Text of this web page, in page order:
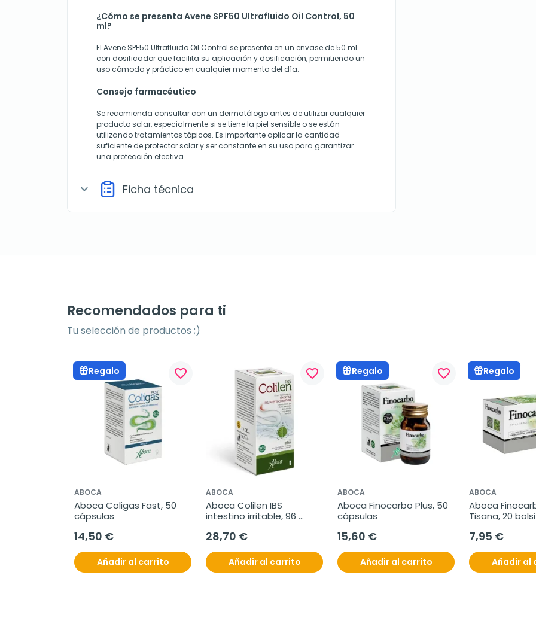
¿Cómo se presenta Avene SPF50 Ultrafluido Oil Control, 50
ml?
El Avene SPF50 Ultrafluido Oil Control se presenta en un envase de 50 ml
con dosificador que facilita su aplicación y dosificación, permitiendo un
uso cómodo y práctico en cualquier momento del día.
Consejo farmacéutico
Se recomienda consultar con un dermatólogo antes de utilizar cualquier
producto solar, especialmente si se tiene la piel sensible o se están
utilizando tratamientos tópicos. Es importante aplicar la cantidad
suficiente de protector solar y ser constante en su uso para garantizar
una protección efectiva.
expand_more Ficha técnica
Recomendados para ti
Tu selección de productos ;)
Regalo favorite_border
ABOCA
Aboca Coligas Fast, 50
cápsulas
14,50 €
Añadir al carrito
favorite_border
ABOCA
Aboca Colilen IBS
intestino irritable, 96
28,70 €
Añadir al carrito
Regalo favorite_border
ABOCA
Aboca Finocarbo Plus, 50
cápsulas
15,60 €
Añadir al carrito
Regalo
ABOCA
Aboca
Tisana, 20
7,95 €
Añadir al